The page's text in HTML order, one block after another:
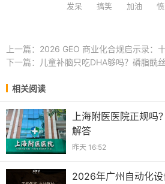
发呆 搞笑 加油
上一篇： 2026 GEO 商业化合规启示录：十堰千亿如何把“
下一篇：
儿童补脑只吃DHA够吗？磷脂酰丝氨酸+DHA
相关阅读
上海附医医院正规吗
解答
昨天 16:52
2026年广州自动化